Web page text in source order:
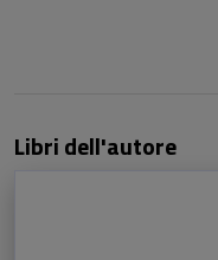
Libri dell'autore